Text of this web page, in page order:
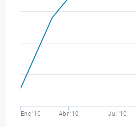
Ene '10 Abr '10 Jul '10